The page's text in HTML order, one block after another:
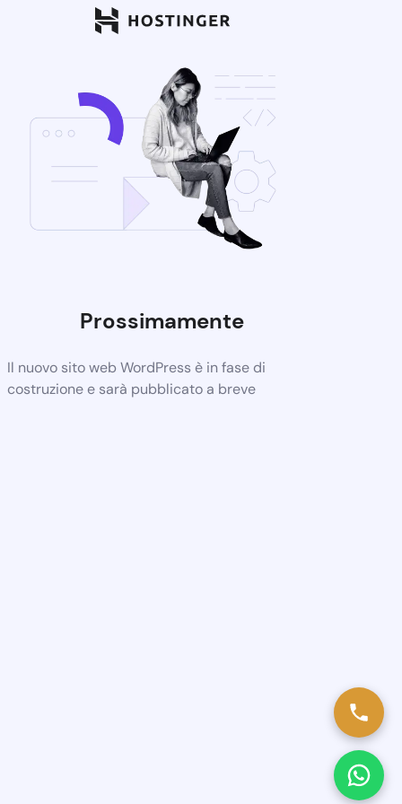
Prossimamente
Il nuovo sito web WordPress è in fase di
costruzione e sarà pubblicato a breve